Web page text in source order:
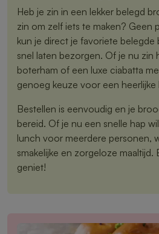
Heb je zin in een lekker belegd
zin om zelf iets te maken? Geen
kun je direct je favoriete belegde
snel laten bezorgen. Of je nu zin
boterham of een luxe ciabatta
genoeg keuze voor een heerlijke
Bestellen is eenvoudig en je
bereid. Of je nu een snelle hap
lunch voor meerdere personen,
smakelijke en zorgeloze maaltijd.
geniet!